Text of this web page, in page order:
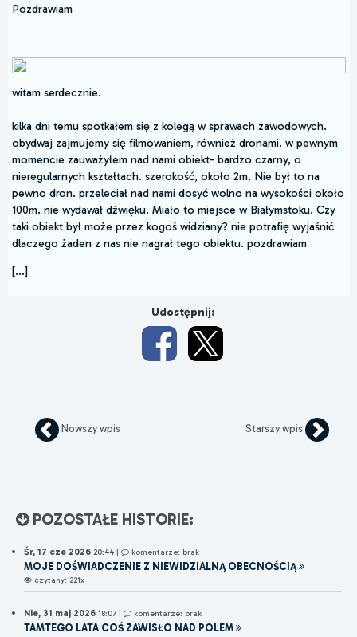
Pozdrawiam
witam serdecznie.
kilka dni temu spotkałem się z kolegą w sprawach zawodowych.
obydwaj zajmujemy się filmowaniem, również dronami. w pewnym
momencie zauważyłem nad nami obiekt- bardzo czarny, o
nieregularnych kształtach. szerokość, około 2m. Nie był to na
pewno dron. przeleciał nad nami dosyć wolno na wysokości około
100m. nie wydawał dźwięku. Miało to miejsce w Białymstoku. Czy
taki obiekt był może przez kogoś widziany? nie potrafię wyjaśnić
dlaczego żaden z nas nie nagrał tego obiektu. pozdrawiam
[...]
Udostępnij:
Nowszy wpis Starszy wpis
POZOSTAŁE HISTORIE:
Śr, 17 cze 2026 20:44 | komentarze: brak
MOJE DOŚWIADCZENIE Z NIEWIDZIALNĄ OBECNOŚCIĄ
czytany: 221x
Nie, 31 maj 2026 18:07 | komentarze: brak
TAMTEGO LATA COŚ ZAWISŁO NAD POLEM